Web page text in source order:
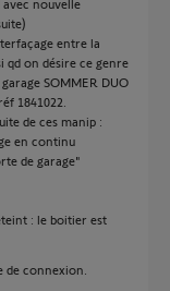
nouvelle
entre la
qd on désire ce genre
SOMMER DUO
1841022.
de ces manip :
en continu
de garage"
: le boitier est
de connexion.